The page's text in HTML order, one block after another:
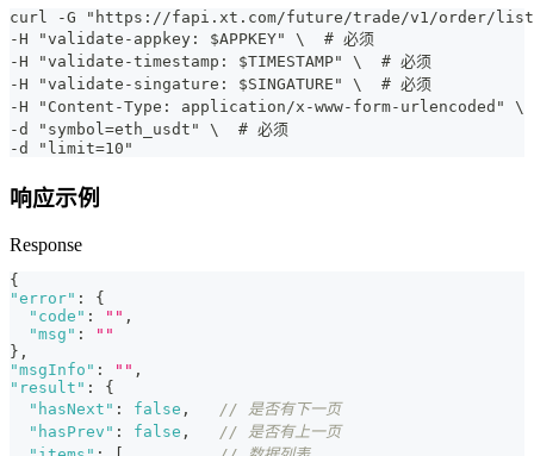
curl -G "https://fapi.xt.com/future/trade/v1/order/
-H "validate-appkey: $APPKEY" \  # 必须
-H "validate-timestamp: $TIMESTAMP" \  # 必须
-H "validate-singature: $SINGATURE" \  # 必须
-H "Content-Type: application/x-www-form-urlencoded" \
-d "symbol=eth_usdt" \  # 必须
-d "limit=10"
响应示例
Response
{
"error" :
{
"code" : "" ,
"msg" :
""
} ,
"msgInfo" : "" ,
"result" :
{
"hasNext" : false ,
// 是否有下一页
"hasPrev" : false ,
// 是否有上一页